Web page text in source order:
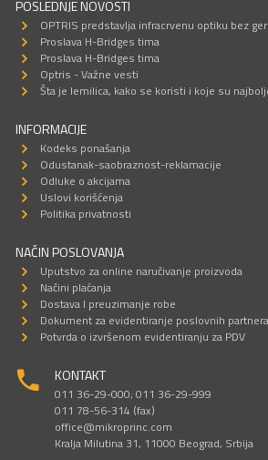
POSLEDNJE NOVOSTI
OPTRIS predstavlja infracrvenu optiku bez
Proslava H-Bridges tima
Proslava H-Bridges tima
Optris - Važne vesti
Šta je lemilica, kako se koristi i koje su
INFORMACIJE
Kodeks ponašanja
Odustanak-saobraznost-reklamacije
Odluke o akcijama
Uslovi korišćenja
Politika privatnosti
NAČIN POSLOVANJA
Uputstvo za online naručivanje proizvoda
Načini plaćanja
Dostava I preuzimanje robe
Dokument za evidentiranje poslovnih partnera
Potvrda o izvršenom evidentiranju za PDV
KONTAKT
011 36-29-000; 011 36-29-999
011 78-56-314 (fax)
office@mikroprinc.com
Kralja Milutina 31, 11000 Beograd, Srbija